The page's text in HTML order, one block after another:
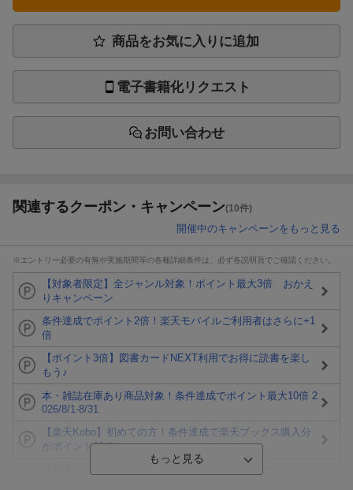
商品をお気に入りに追加
電子書籍化リクエスト
お問い合わせ
関連するクーポン・キャンペーン(10件)
開催中のキャンペーンをもっと見る
※エントリー必要の有無や実施期間等の各種詳細条件は、必ず各説明頁でご確認ください。
【対象者限定】全ジャンル対象！ポイント最大3倍 おかえ
りキャンペーン
条件達成でポイント2倍！楽天モバイルご利用者はさらに+1
倍
【ポイント3倍】図書カードNEXT利用でお得に読書を楽し
もう♪
本・雑誌在庫あり商品対象！条件達成でポイント最大10倍 2
026/8/1-8/31
【楽天Kobo】初めての方！条件達成で楽天ブックス購入分
がポイント20倍